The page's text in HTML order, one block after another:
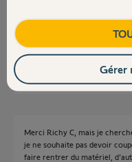
il y a
Merci Richy C, mais je
je ne souhaite pas devoir
faire rentrer du matériel,
Gérer